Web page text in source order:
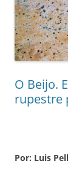
O Beijo.
rupestre
Por: Luis